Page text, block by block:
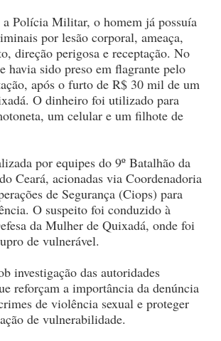
Polícia Militar, o homem já possuía
por lesão corporal, ameaça,
direção perigosa e receptação. No
havia sido preso em flagrante pelo
após o furto de R$ 30 mil de um
O dinheiro foi utilizado para
um celular e um filhote de
por equipes do 9º Batalhão da
Ceará, acionadas via Coordenadoria
de Segurança (Ciops) para
O suspeito foi conduzido à
da Mulher de Quixadá, onde foi
de vulnerável.
investigação das autoridades
reforçam a importância da denúncia
de violência sexual e proteger
de vulnerabilidade.